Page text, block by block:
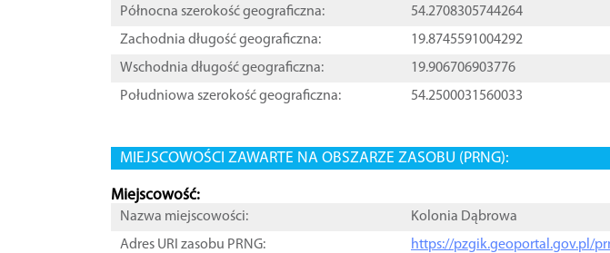
Północna szerokość geograficzna:
54.2708305744264
Zachodnia długość geograficzna:
19.8745591004292
Wschodnia długość geograficzna:
19.906706903776
Południowa szerokość geograficzna:
54.2500031560033
MIEJSCOWOŚCI ZAWARTE NA OBSZARZE ZASOBU (PRNG):
Miejscowość:
Nazwa miejscowości:
Kolonia Dąbrowa
Adres URI zasobu PRNG:
https://pzgik.geoportal.gov.pl/